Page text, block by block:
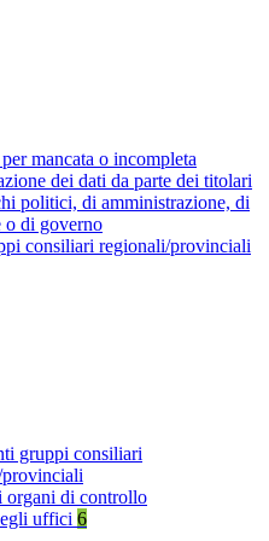
mancata o incompleta
dei dati da parte dei titolari
politici, di amministrazione, di
o di governo
consiliari regionali/provinciali
gruppi consiliari
organi di controllo
uffici 6